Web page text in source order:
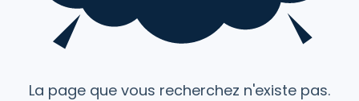
La page que vous recherchez n'existe pas.